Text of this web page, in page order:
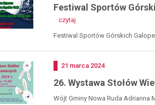
Festiwal Sportów
czytaj
sportów
galopem
bike
&
run
Festiwal Sportów Górskich
Dodano
21 marca 2024
26. Wystawa Stołów
Wójt Gminy Nowa Ruda Adrianna